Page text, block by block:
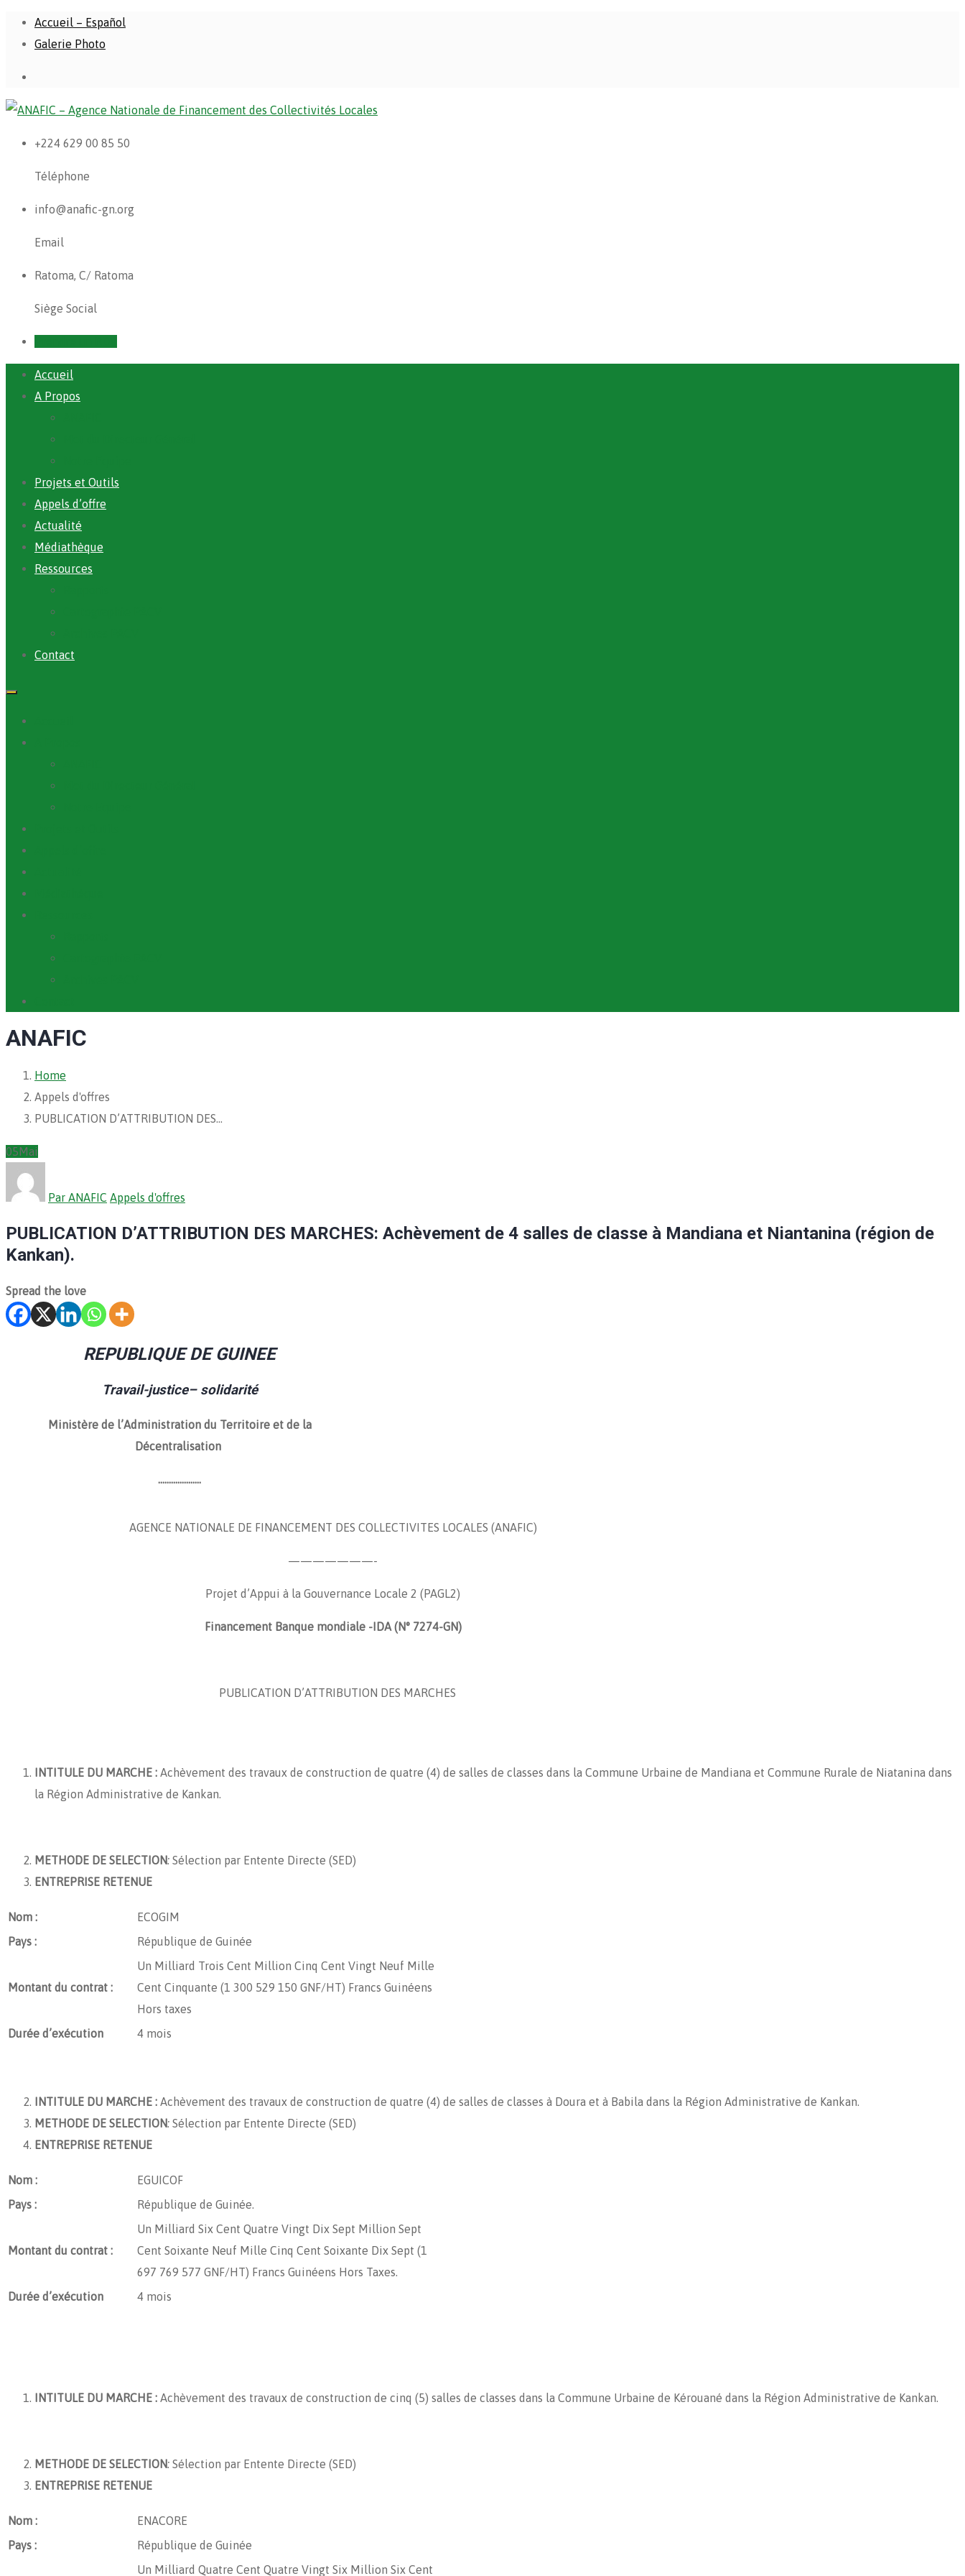
Accueil – Español
Galerie Photo
+224 629 00 85 50
Téléphone
info@anafic-gn.org
Email
Ratoma, C/ Ratoma
Siège Social
Accueil
A Propos
Projets et Outils
Appels d’offre
Actualité
Médiathèque
Ressources
Contact
ANAFIC
Home
Appels d'offres
PUBLICATION D’ATTRIBUTION DES…
05Mai
Par ANAFIC Appels d'offres
PUBLICATION D’ATTRIBUTION DES MARCHES: Achèvement de 4 salles de classe à Mandiana et Niantanina (région de
Kankan).
Spread the love
REPUBLIQUE DE GUINEE
Travail-justice– solidarité
Ministère de l’Administration du Territoire et de la
Décentralisation
………………..
AGENCE NATIONALE DE FINANCEMENT DES COLLECTIVITES LOCALES (ANAFIC)
———————-
Projet d’Appui à la Gouvernance Locale 2 (PAGL2)
Financement Banque mondiale -IDA (N° 7274-GN)
PUBLICATION D’ATTRIBUTION DES MARCHES
INTITULE DU MARCHE : Achèvement des travaux de construction de quatre (4) de salles de classes dans la Commune Urbaine de Mandiana et Commune Rurale de Niatanina dans
la Région Administrative de Kankan.
METHODE DE SELECTION: Sélection par Entente Directe (SED)
ENTREPRISE RETENUE
Nom :
ECOGIM
Pays :
République de Guinée
Montant du contrat :
Un Milliard Trois Cent Million Cinq Cent Vingt Neuf Mille
Cent Cinquante (1 300 529 150 GNF/HT) Francs Guinéens
Hors taxes
Durée d’exécution
4 mois
INTITULE DU MARCHE : Achèvement des travaux de construction de quatre (4) de salles de classes à Doura et à Babila dans la Région Administrative de Kankan.
METHODE DE SELECTION: Sélection par Entente Directe (SED)
ENTREPRISE RETENUE
Nom :
EGUICOF
Pays :
République de Guinée.
Montant du contrat :
Un Milliard Six Cent Quatre Vingt Dix Sept Million Sept
Cent Soixante Neuf Mille Cinq Cent Soixante Dix Sept (1
697 769 577 GNF/HT) Francs Guinéens Hors Taxes.
Durée d’exécution
4 mois
INTITULE DU MARCHE : Achèvement des travaux de construction de cinq (5) salles de classes dans la Commune Urbaine de Kérouané dans la Région Administrative de Kankan.
METHODE DE SELECTION: Sélection par Entente Directe (SED)
ENTREPRISE RETENUE
Nom :
ENACORE
Pays :
République de Guinée
Un Milliard Quatre Cent Quatre Vingt Six Million Six Cent